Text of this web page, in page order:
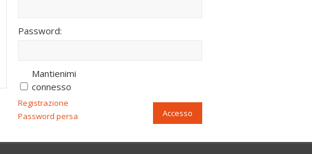
Password:
Mantienimi
connesso
Accesso
Registrazione
Password persa